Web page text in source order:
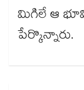
మిగిలే ఆ
పేర్కొన్నారు.